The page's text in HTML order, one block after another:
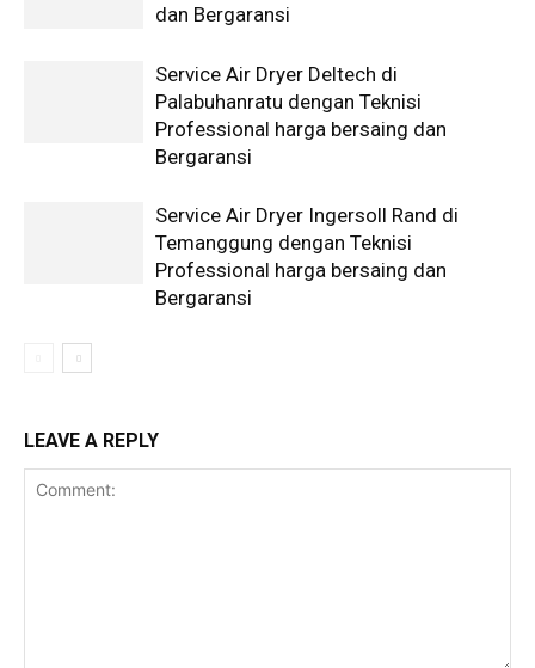
dan Bergaransi
Service Air Dryer Deltech di
Palabuhanratu dengan Teknisi
Professional harga bersaing dan
Bergaransi
Service Air Dryer Ingersoll Rand di
Temanggung dengan Teknisi
Professional harga bersaing dan
Bergaransi
LEAVE A REPLY